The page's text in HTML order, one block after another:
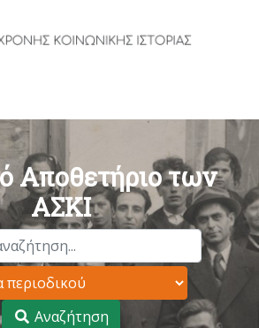
Αποθετήριο των
ΑΣΚΙ
Αναζήτηση